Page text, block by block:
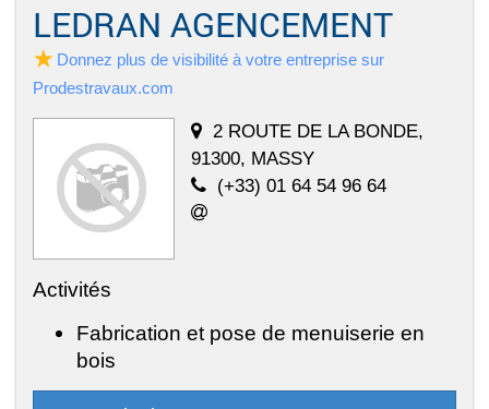
LEDRAN AGENCEMENT
Donnez plus de visibilité à votre entreprise sur
Prodestravaux.com
2 ROUTE DE LA BONDE,
91300, MASSY
(+33) 01 64 54 96 64
Activités
Fabrication et pose de menuiserie en
bois